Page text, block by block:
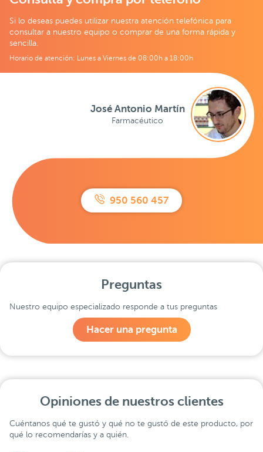
Si lo deseas puedes utilizar nuestra atención telefónica para
consultar a nuestro equipo o comprar de una forma rápida y
sencilla.
Horario de atención: Lunes a Viernes de 08:00h a 18:00h
950 560 457
José Antonio Martín
Farmacéutico
Preguntas
Nuestro equipo especializado responde a tus preguntas
Hacer una pregunta
Opiniones de nuestros clientes
Cuéntanos qué te gustó y qué no te gustó de este producto, por
qué lo recomendarías y a quién.